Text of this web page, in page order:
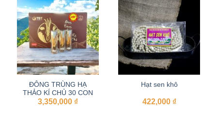
ĐÔNG TRÙNG HẠ
THẢO KÍ CHỦ 30 CON
3,350,000 ₫
Hạt sen khô
422,000 ₫